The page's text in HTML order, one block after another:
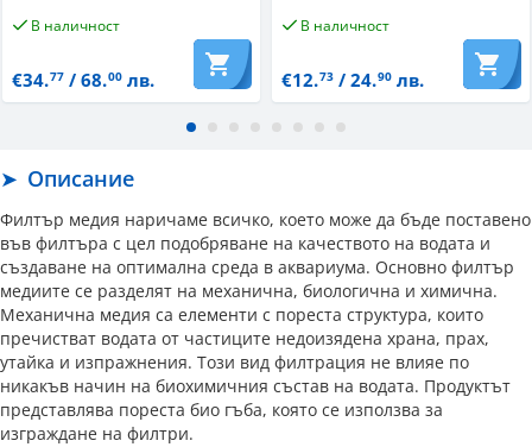
В наличност
€34.77/ 68.00лв.
В наличност
€12.73/ 24.90лв.
Описание
Филтър медия наричаме всичко, което може да бъде поставено
във филтъра с цел подобряване на качеството на водата и
създаване на оптимална среда в аквариума. Основно филтър
медиите се разделят на механична, биологична и химична.
Механична медия са елементи с пореста структура, които
пречистват водата от частиците недоизядена храна, прах,
утайка и изпражнения. Този вид филтрация не влияе по
никакъв начин на биохимичния състав на водата. Продуктът
представлява пореста био гъба, която се използва за
изграждане на филтри.